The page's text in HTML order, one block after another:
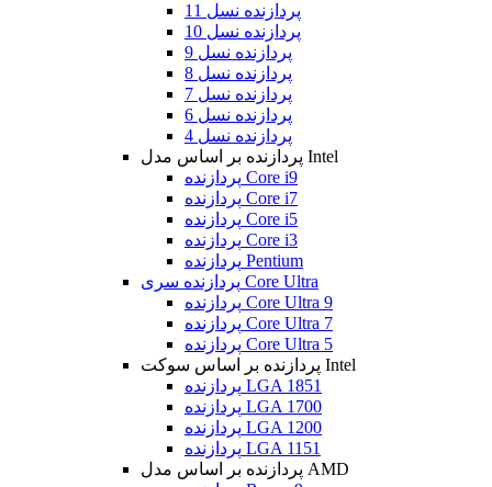
پردازنده نسل 11
پردازنده نسل 10
پردازنده نسل 9
پردازنده نسل 8
پردازنده نسل 7
پردازنده نسل 6
پردازنده نسل 4
پردازنده بر اساس مدل Intel
پردازنده Core i9
پردازنده Core i7
پردازنده Core i5
پردازنده Core i3
پردازنده Pentium
پردازنده سری Core Ultra
پردازنده Core Ultra 9
پردازنده Core Ultra 7
پردازنده Core Ultra 5
پردازنده بر اساس سوکت Intel
پردازنده LGA 1851
پردازنده LGA 1700
پردازنده LGA 1200
پردازنده LGA 1151
پردازنده بر اساس مدل AMD